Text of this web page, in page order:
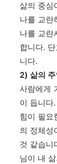
삶의 중심
나를 교란
나를 교란
합니다.
니다.
2) 삶의
사람에게
이 듭니다.
힘이 필요
의 정체성
것 같습니
님이 내